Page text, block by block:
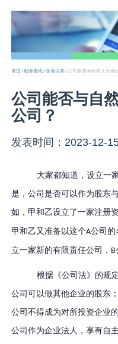
首页>创业资讯>企业法务>公司能否与自然人分别
公司能否与自
公司？
发表时间：2023-12-
大家都知道，设立一
是，公司是否可以作为股东
如，甲和乙设立了一家注册
甲和乙 又准备以这个A公司的
立一家新的有限责任公司 ， B
根据《公司法》的规
公司可以做其他企业的股东
公司不得成为对所投资企业
公司作为企业法人，享有自